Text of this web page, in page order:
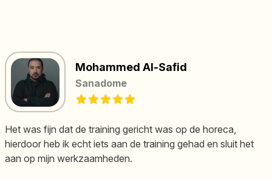
Mohammed Al-Safid
Sanadome
Het was fijn dat de training gericht was op de horeca,
hierdoor heb ik echt iets aan de training gehad en sluit het
aan op mijn werkzaamheden.